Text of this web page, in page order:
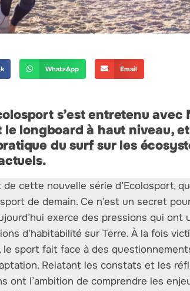
WhatsApp Email
s’est entretenu avec
longboard à haut niveau,
du surf sur les
cette nouvelle série d’Ecolosport,
de demain. Ce n’est un secret
exerce des pressions qui ont
d’habitabilité sur Terre. À la fois
sport fait face à des
Relatant les constats et les
ont l’ambition de comprendre les